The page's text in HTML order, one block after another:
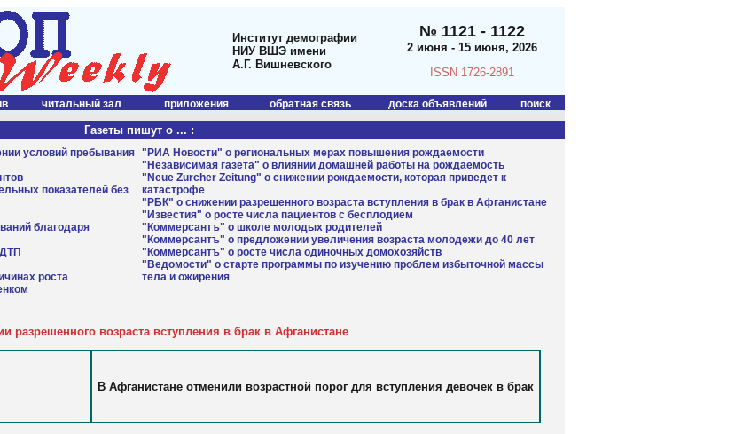
Институт демографии
НИУ ВШЭ имени
А.Г. Вишневского
№ 1121 - 1122
2 июня - 15 июня, 2026
ISSN 1726-2891
читальный зал приложения обратная связь доска объявлений поиск
Газеты пишут о ... :
условий пребывания
показателей без
благодаря
роста
"РИА Новости" о региональных мерах повышения рождаемости
"Независимая газета" о влиянии домашней работы на рождаемость
"Neue Zurcher Zeitung" о снижении рождаемости, которая приведет к
катастрофе
"РБК" о снижении разрешенного возраста вступления в брак в Афганистане
"Известия" о росте числа пациентов с бесплодием
"Коммерсантъ" о школе молодых родителей
"Коммерсантъ" о предложении увеличения возраста молодежи до 40 лет
"Коммерсантъ" о росте числа одиночных домохозяйств
"Ведомости" о старте программы по изучению проблем избыточной массы
тела и ожирения
разрешенного возраста вступления в брак в Афганистане
В Афганистане отменили возрастной порог для вступления девочек в брак